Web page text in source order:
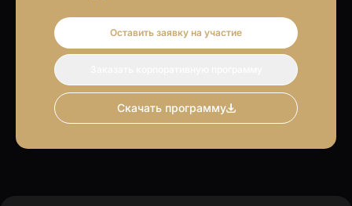
Оставить заявку на участие
Скачать программу